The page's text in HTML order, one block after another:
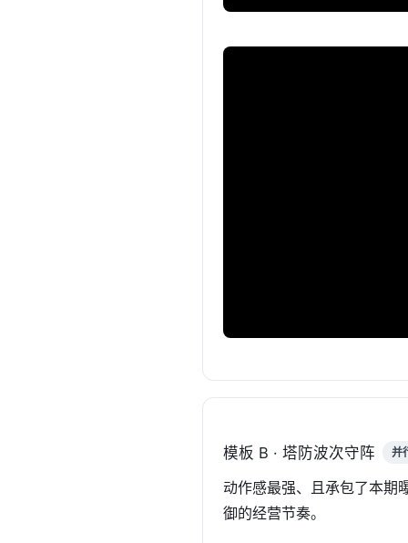
模板 B · 塔防波次守阵 并
动作感最强、且承包了本期
御的经营节奏。